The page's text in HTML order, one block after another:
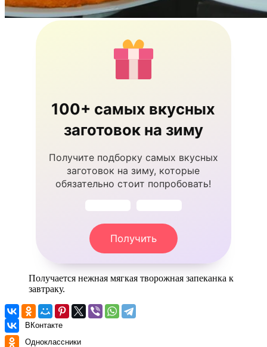
100+ самых вкусных
заготовок на зиму
Получите подборку самых вкусных
заготовок на зиму, которые
обязательно стоит попробовать!
Получить
Получается нежная мягкая творожная запеканка к
завтраку.
ВКонтакте
Одноклассники